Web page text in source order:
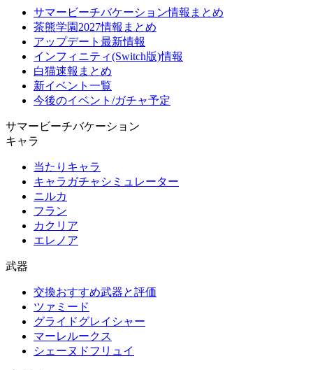
サマービーチバケーション情報まとめ
茶熊学園2027情報まとめ
アップデート最新情報
インフィニティ(Switch版)情報
白猫速報まとめ
新イベント一覧
今後のイベント/ガチャ予定
サマービーチバケーション
キャラ
当たりキャラ
キャラガチャシミュレーター
ニルカ
フラン
カクリア
エレノア
武器
交換おすすめ武器と評価
ツァミード
グライドグレイシャー
マーレルークス
シェーヌドフリュイ